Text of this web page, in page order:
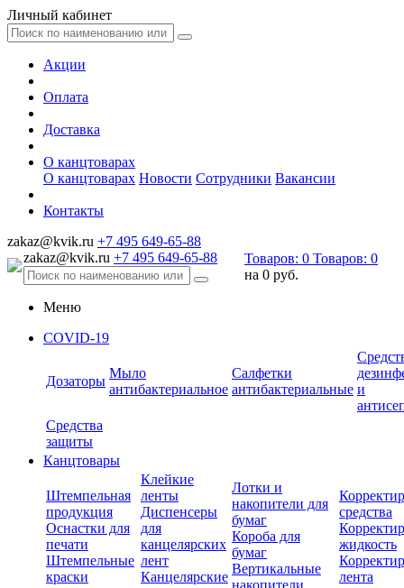
Личный кабинет
Акции
Оплата
Доставка
О канцтоварах
О канцтоварах Новости Сотрудники Вакансии
Контакты
zakaz@kvik.ru +7 495 649-65-88
zakaz@kvik.ru +7 495 649-65-88 Товаров: 0 Товаров: 0
на 0 руб.
Меню
COVID-19
Дозаторы
Мыло
антибактериальное
Салфетки
антибактериальные и
Средства
защиты
Канцтовары
Штемпельная
продукция
Оснастки для
печати
Штемпельные
краски
Клейкие
ленты
Диспенсеры
для
канцелярских
лент
Канцелярские
Лотки и
накопители для
бумаг
Короба для
бумаг
Вертикальные
накопители
средства
жидкость
лента